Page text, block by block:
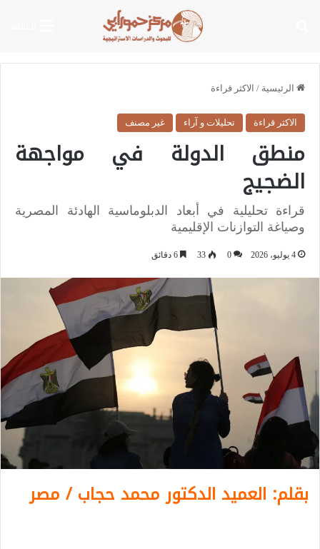
الرئيسية / الاكثر قراءة
الاكثر قراءة تحليلات و آراء غير مصنف
منطق الدولة في مواجهة
الضجيج
قراءة تحليلية في أبعاد الدبلوماسية الهادئة المصرية
وصياغة التوازنات الإقليمية
4 يوليو، 2026 0
33
بقلم: العميد الدكتور محمد حجاب / مصر